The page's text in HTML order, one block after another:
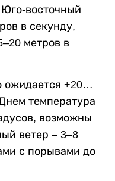
восточный
в секунду,
метров в
ожидается +20…
температура
возможны
ветер – 3–8
с порывами до